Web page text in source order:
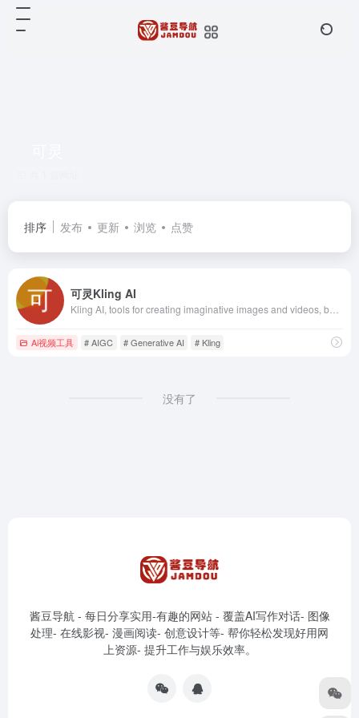
排序 发布 更新 浏览 点赞
可灵Kling AI
Ai视频工具 # AIGC # Generative AI # Kling
没有了
酱豆导航 - 每日分享实用-有趣的网站 - 覆盖AI写作对话- 图像
处理- 在线影视- 漫画阅读- 创意设计等- 帮你轻松发现好用网
上资源- 提升工作与娱乐效率。